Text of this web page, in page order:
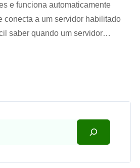
e funciona automaticamente
conecta a um servidor habilitado
saber quando um servidor…